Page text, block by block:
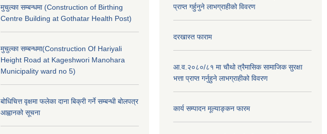
मुचुल्का सम्बन्धमा (Construction of Birthing
Centre Building at Gothatar Health Post)
मुचुल्का सम्बन्धमा(Construction Of Hariyali
Height Road at Kageshwori Manohara
Municipality ward no 5)
बोधिचित्त वृक्षमा फलेका दाना बिक्री गर्ने सम्बन्धी बोलपत्र
आह्वानको सूचना
प्राप्त गर्हुनुने लाभग्राहीको विवरण
दरखास्त फाराम
आ.व.२०८०/८१ मा चौथो त्रैमासिक सामाजिक सुरक्षा
भत्ता प्राप्त गर्नुहुने लाभग्राहीको विवरण
कार्य सम्पादन मूल्याङ्कन फारम